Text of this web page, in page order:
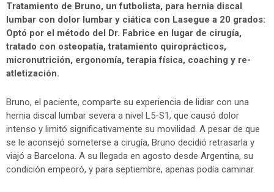
Tratamiento de Bruno, un futbolista, para hernia discal
lumbar con dolor lumbar y ciática con Lasegue a 20 grados:
Optó por el método del Dr. Fabrice en lugar de cirugía,
tratado con osteopatía, tratamiento quiroprácticos,
micronutrición, ergonomía, terapia física, coaching y re-
atletización.
Bruno, el paciente, comparte su experiencia de lidiar con una
hernia discal lumbar severa a nivel L5-S1, que causó dolor
intenso y limitó significativamente su movilidad. A pesar de que
se le aconsejó someterse a cirugía, Bruno decidió retrasarla y
viajó a Barcelona. A su llegada en agosto desde Argentina, su
condición empeoró, y para septiembre, apenas podía caminar.